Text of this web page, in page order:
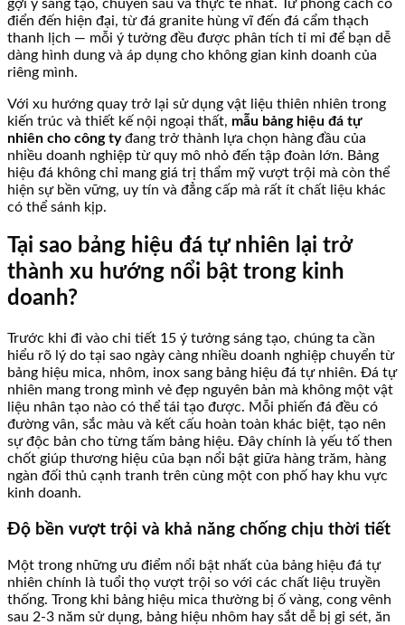
gợi ý sáng tạo, chuyên sâu và thực tế nhất. Từ phong cách cổ
điển đến hiện đại, từ đá granite hùng vĩ đến đá cẩm thạch
thanh lịch — mỗi ý tưởng đều được phân tích tỉ mỉ để bạn dễ
dàng hình dung và áp dụng cho không gian kinh doanh của
riêng mình.
Với xu hướng quay trở lại sử dụng vật liệu thiên nhiên trong
kiến trúc và thiết kế nội ngoại thất, mẫu bảng hiệu đá tự
nhiên cho công tyđang trở thành lựa chọn hàng đầu của
nhiều doanh nghiệp từ quy mô nhỏ đến tập đoàn lớn. Bảng
hiệu đá không chỉ mang giá trị thẩm mỹ vượt trội mà còn thể
hiện sự bền vững, uy tín và đẳng cấp mà rất ít chất liệu khác
có thể sánh kịp.
Tại sao bảng hiệu đá tự nhiên lại trở
thành xu hướng nổi bật trong kinh
doanh?
Trước khi đi vào chi tiết 15 ý tưởng sáng tạo, chúng ta cần
hiểu rõ lý do tại sao ngày càng nhiều doanh nghiệp chuyển từ
bảng hiệu mica, nhôm, inox sang bảng hiệu đá tự nhiên. Đá tự
nhiên mang trong mình vẻ đẹp nguyên bản mà không một vật
liệu nhân tạo nào có thể tái tạo được. Mỗi phiến đá đều có
đường vân, sắc màu và kết cấu hoàn toàn khác biệt, tạo nên
sự độc bản cho từng tấm bảng hiệu. Đây chính là yếu tố then
chốt giúp thương hiệu của bạn nổi bật giữa hàng trăm, hàng
ngàn đối thủ cạnh tranh trên cùng một con phố hay khu vực
kinh doanh.
Độ bền vượt trội và khả năng chống chịu thời tiết
Một trong những ưu điểm nổi bật nhất của bảng hiệu đá tự
nhiên chính là tuổi thọ vượt trội so với các chất liệu truyền
thống. Trong khi bảng hiệu mica thường bị ố vàng, cong vênh
sau 2-3 năm sử dụng, bảng hiệu nhôm hay sắt dễ bị gỉ sét, ăn